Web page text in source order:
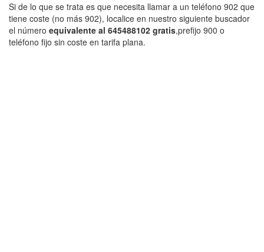
Si de lo que se trata es que necesita llamar a un teléfono 902 que
tiene coste (no más 902), localice en nuestro siguiente buscador
el número equivalente al 645488102 gratis,prefijo 900 o
teléfono fijo sin coste en tarifa plana.